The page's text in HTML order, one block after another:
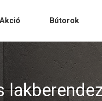
Akció Bútorok